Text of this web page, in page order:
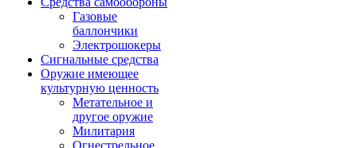
Газовые
баллончики
Электрошокеры
Сигнальные средства
Оружие имеющее
культурную ценность
Метательное и
другое оружие
Милитария
Огнестрельное